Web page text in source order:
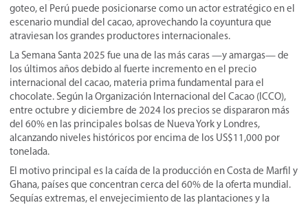
goteo, el Perú puede posicionarse como un actor estratégico en el
escenario mundial del cacao, aprovechando la coyuntura que
atraviesan los grandes productores internacionales.
La Semana Santa 2025 fue una de las más caras —y amargas— de
los últimos años debido al fuerte incremento en el precio
internacional del cacao, materia prima fundamental para el
chocolate. Según la Organización Internacional del Cacao (ICCO),
entre octubre y diciembre de 2024 los precios se dispararon más
del 60% en las principales bolsas de Nueva York y Londres,
alcanzando niveles históricos por encima de los US$11,000 por
tonelada.
El motivo principal es la caída de la producción en Costa de Marfil y
Ghana, países que concentran cerca del 60% de la oferta mundial.
Sequías extremas, el envejecimiento de las plantaciones y la